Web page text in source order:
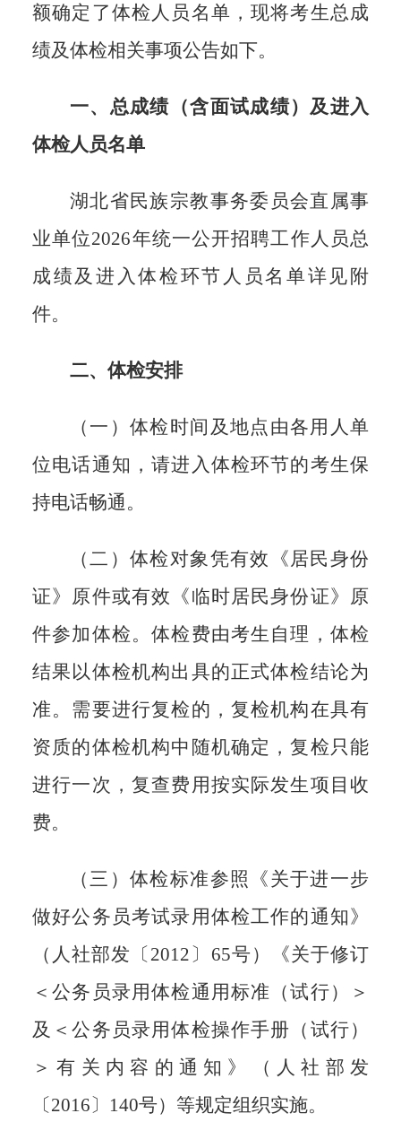
额确定了体检人员名单，现将考生总成
绩及体检相关事项公告如下。
一、总成绩（含面试成绩）及进入
体检人员名单
湖北省民族宗教事务委员会直属事
业单位2026年统一公开招聘工作人员总
成绩及进入体检环节人员名单详见附
件。
二、体检安排
（一）体检时间及地点由各用人单
位电话通知，请进入体检环节的考生保
持电话畅通。
（二）体检对象凭有效《居民身份
证》原件或有效《临时居民身份证》原
件参加体检。体检费由考生自理，体检
结果以体检机构出具的正式体检结论为
准。需要进行复检的，复检机构在具有
资质的体检机构中随机确定，复检只能
进行一次，复查费用按实际发生项目收
费。
（三）体检标准参照《关于进一步
做好公务员考试录用体检工作的通知》
（人社部发〔 2012〕65号）《关于修订
＜公务员录用体检通用标准（试行）＞
及＜公务员录用体检操作手册（试行）
＞有关内容的通知》（人社部发
〔2016〕140号）等规定组织实施。